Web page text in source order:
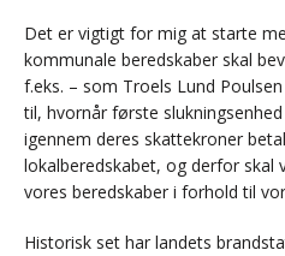
Det er vigtigt for mig at starte
kommunale beredskaber skal
f.eks. – som Troels Lund
til, hvornår første
igennem deres skattekroner
lokalberedskabet, og derfor skal
vores beredskaber i forhold til
Historisk set har landets